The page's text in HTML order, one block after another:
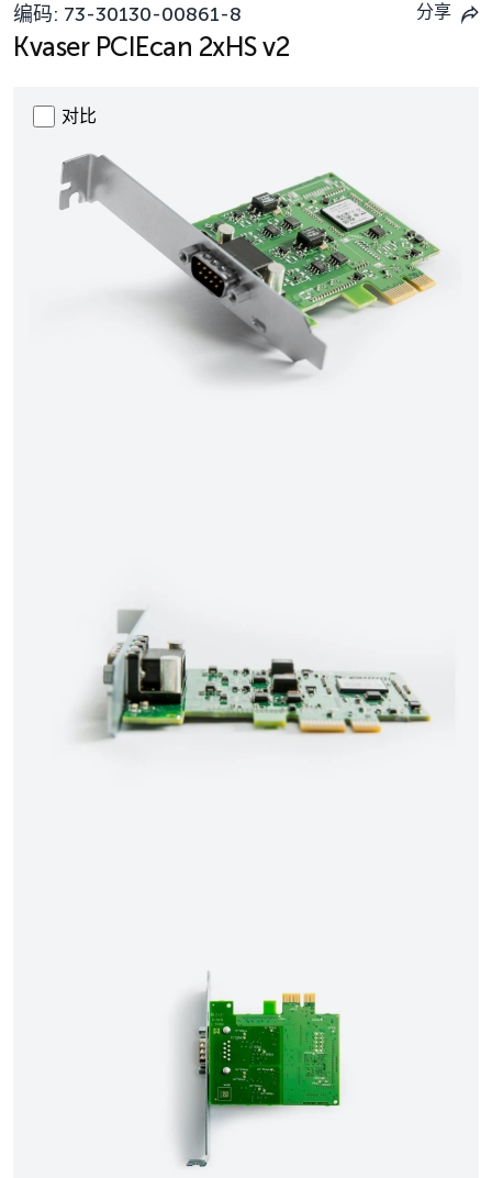
编码: 73-30130-00861-8 分享
Kvaser PCIEcan 2xHS v2
对比